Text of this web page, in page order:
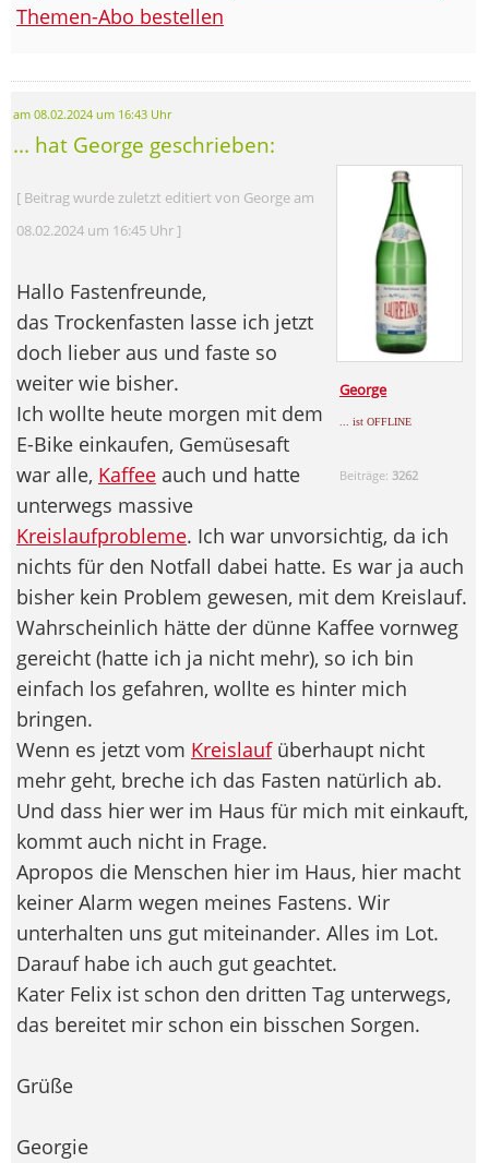
Themen-Abo bestellen
am 08.02.2024 um 16:43 Uhr
... hat George geschrieben:
George
... ist OFFLINE
Beiträge: 3262
[ Beitrag wurde zuletzt editiert von George am
08.02.2024 um 16:45 Uhr ]
Hallo Fastenfreunde,
das Trockenfasten lasse ich jetzt
doch lieber aus und faste so
weiter wie bisher.
Ich wollte heute morgen mit dem
E-Bike einkaufen, Gemüsesaft
war alle, Kaffee auch und hatte
unterwegs massive
Kreislaufprobleme. Ich war unvorsichtig, da ich
nichts für den Notfall dabei hatte. Es war ja auch
bisher kein Problem gewesen, mit dem Kreislauf.
Wahrscheinlich hätte der dünne Kaffee vornweg
gereicht (hatte ich ja nicht mehr), so ich bin
einfach los gefahren, wollte es hinter mich
bringen.
Wenn es jetzt vom Kreislaufüberhaupt nicht
mehr geht, breche ich das Fasten natürlich ab.
Und dass hier wer im Haus für mich mit einkauft,
kommt auch nicht in Frage.
Apropos die Menschen hier im Haus, hier macht
keiner Alarm wegen meines Fastens. Wir
unterhalten uns gut miteinander. Alles im Lot.
Darauf habe ich auch gut geachtet.
Kater Felix ist schon den dritten Tag unterwegs,
das bereitet mir schon ein bisschen Sorgen.
Grüße
Georgie